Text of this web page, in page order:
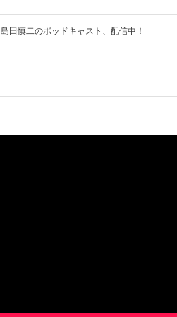
島田慎二のポッドキャスト、配信中！